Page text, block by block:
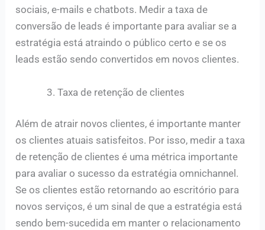
sociais, e-mails e chatbots. Medir a taxa de
conversão de leads é importante para avaliar se a
estratégia está atraindo o público certo e se os
leads estão sendo convertidos em novos clientes.
Taxa de retenção de clientes
Além de atrair novos clientes, é importante manter
os clientes atuais satisfeitos. Por isso, medir a taxa
de retenção de clientes é uma métrica importante
para avaliar o sucesso da estratégia omnichannel.
Se os clientes estão retornando ao escritório para
novos serviços, é um sinal de que a estratégia está
sendo bem-sucedida em manter o relacionamento